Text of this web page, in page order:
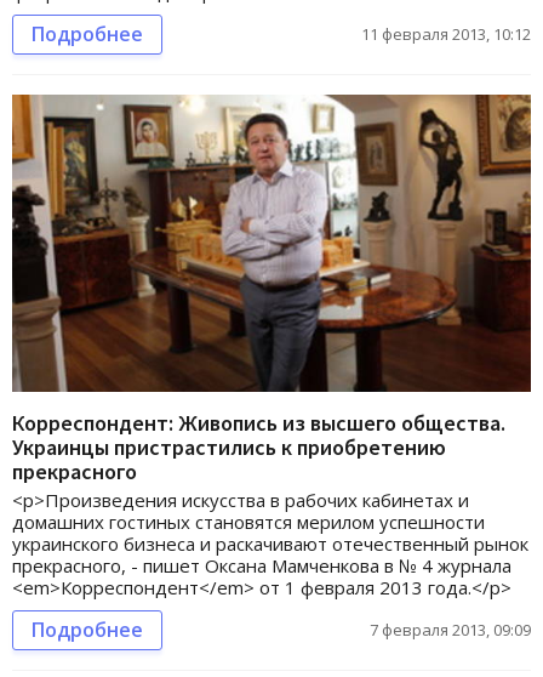
Подробнее 11 февраля 2013, 10:12
Корреспондент: Живопись из высшего общества.
Украинцы пристрастились к приобретению
прекрасного
<p>Произведения искусства в рабочих кабинетах и
домашних гостиных становятся мерилом успешности
украинского бизнеса и раскачивают отечественный рынок
прекрасного, - пишет Оксана Мамченкова в № 4 журнала
<em>Корреспондент</em> от 1 февраля 2013 года.</p>
Подробнее 7 февраля 2013, 09:09